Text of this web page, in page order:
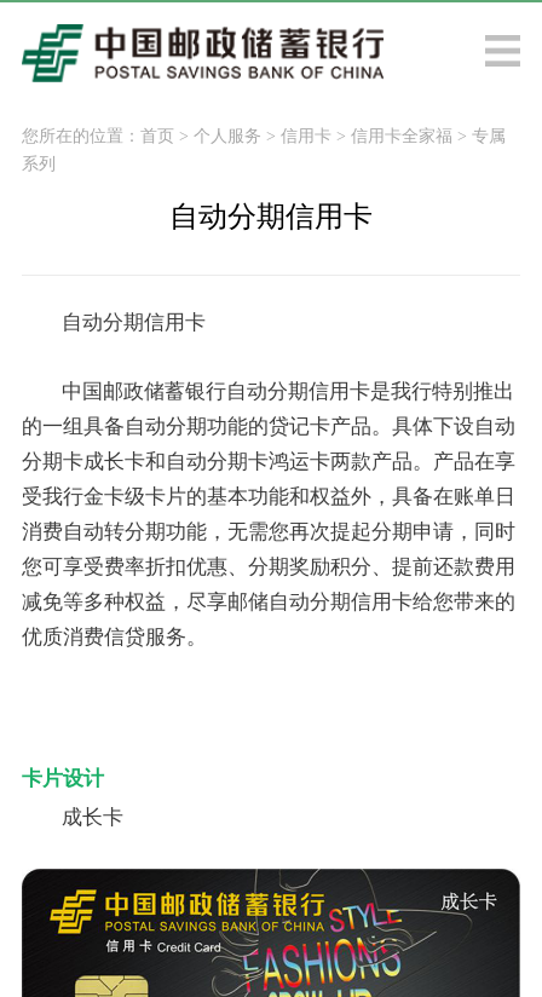
您所在的位置： 首页> 个人服务 > 信用卡 > 信用卡全家福 > 专属
系列
自动分期信用卡
自动分期信用卡
中国邮政储蓄银行自动分期信用卡是我行特别推出
的一组具备自动分期功能的贷记卡产品。具体下设自动
分期卡成长卡和自动分期卡鸿运卡两款产品。产品在享
受我行金卡级卡片的基本功能和权益外，具备在账单日
消费自动转分期功能，无需您再次提起分期申请，同时
您可享受费率折扣优惠、分期奖励积分、提前还款费用
减免等多种权益，尽享邮储自动分期信用卡给您带来的
优质消费信贷服务。
卡片设计
成长卡